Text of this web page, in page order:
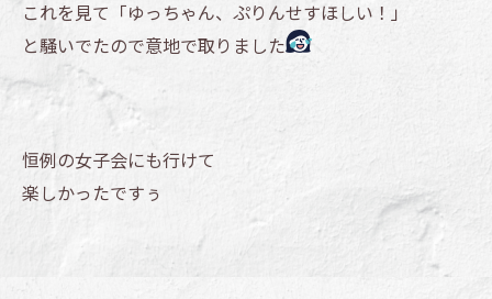
これを見て「ゆっちゃん、ぷりんせすほしい！」
と騒いでたので意地で取りました
恒例の女子会にも行けて
楽しかったですぅ